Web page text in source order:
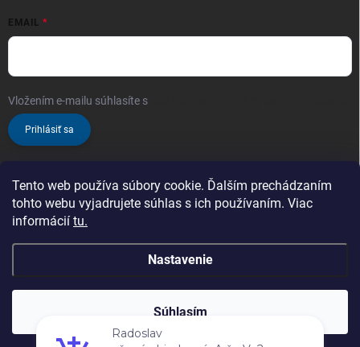
Tento web používa súbory cookie. Ďalším prechádzaním
tohto webu vyjadrujete súhlas s ich používaním. Viac
informácií tu.
Nastavenie
Súhlasím
Zaregistrujte sa a nakupujte ešte výhodnejšie!
EMAIL
Vložením e-mailu súhlasíte s
Prihlásiť sa
Vytvoril Shoptet
Copyright 2026ProChem.sk - Oficiálny predajca značky TENZI. Všetky
práva vyhradené.